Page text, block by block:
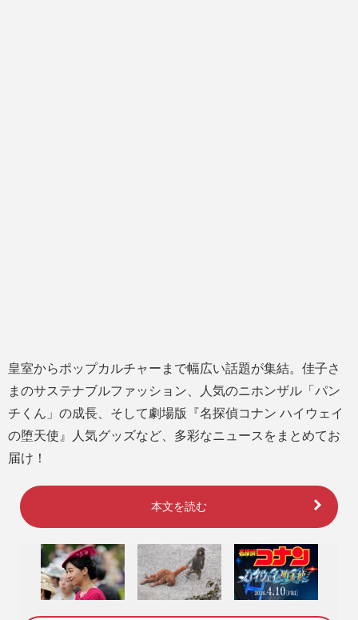
皇室からポップカルチャーまで幅広い話題が集結。佳子さ
まのサステナブルファッション、人気のニホンザル「パン
チくん」の成長、そして劇場版『名探偵コナン ハイウェイ
の堕天使』人気グッズなど、多彩なニュースをまとめてお
届け！
本文を読む